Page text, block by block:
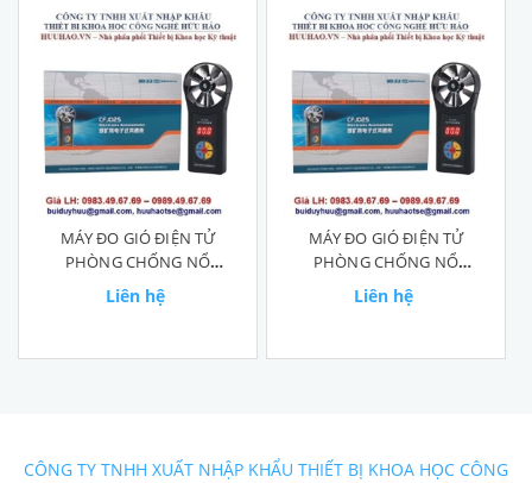
MÁY ĐO GIÓ ĐIỆN TỬ
PHÒNG CHỐNG NỔ
CFJD5
Liên hệ
MÁY ĐO GIÓ ĐIỆN TỬ
PHÒNG CHỐNG NỔ
CFJD25
Liên hệ
CÔNG TY TNHH XUẤT NHẬP KHẨU THIẾT BỊ KHOA HỌC CÔNG